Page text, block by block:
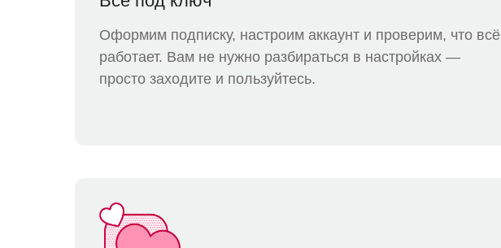
Оформим подписку, настроим аккаунт и проверим, что всё
работает. Вам не нужно разбираться в настройках —
просто заходите и пользуйтесь.